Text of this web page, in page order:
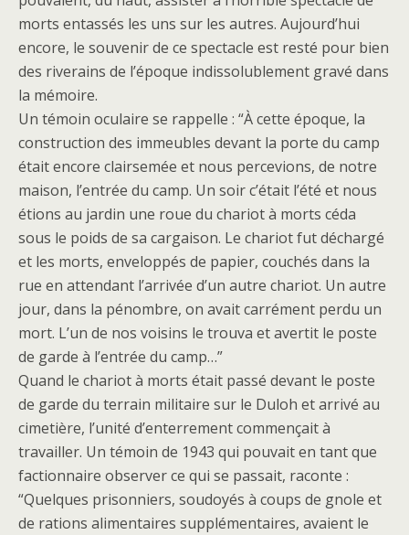
morts entassés les uns sur les autres. Aujourd’hui
encore, le souvenir de ce spectacle est resté pour bien
des riverains de l’époque indissolublement gravé dans
la mémoire.
Un témoin oculaire se rappelle : “À cette époque, la
construction des immeubles devant la porte du camp
était encore clairsemée et nous percevions, de notre
maison, l’entrée du camp. Un soir c’était l’été et nous
étions au jardin une roue du chariot à morts céda
sous le poids de sa cargaison. Le chariot fut déchargé
et les morts, enveloppés de papier, couchés dans la
rue en attendant l’arrivée d’un autre chariot. Un autre
jour, dans la pénombre, on avait carrément perdu un
mort. L’un de nos voisins le trouva et avertit le poste
de garde à l’entrée du camp…”
Quand le chariot à morts était passé devant le poste
de garde du terrain militaire sur le Duloh et arrivé au
cimetière, l’unité d’enterrement commençait à
travailler. Un témoin de 1943 qui pouvait en tant que
factionnaire observer ce qui se passait, raconte :
“Quelques prisonniers, soudoyés à coups de gnole et
de rations alimentaires supplémentaires, avaient le